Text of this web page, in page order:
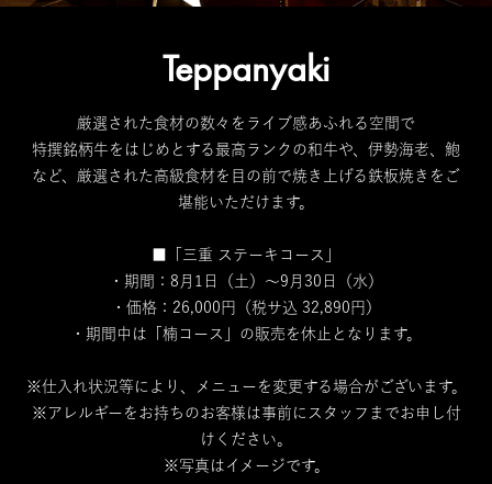
Teppanyaki
厳選された食材の数々をライブ感あふれる空間で
特撰銘柄牛をはじめとする最高ランクの和牛や、伊勢海老、鮑
など、厳選された高級食材を目の前で焼き上げる鉄板焼きをご
堪能いただけます。
■「三重 ステーキコース」
・期間：8月1日（土）～9月30日（水）
・価格：26,000円（税サ込 32,890円）
・期間中は「楠コース」の販売を休止となります。
※仕入れ状況等により、メニューを変更する場合がございます。
※アレルギーをお持ちのお客様は事前にスタッフまでお申し付
けください。
※写真はイメージです。